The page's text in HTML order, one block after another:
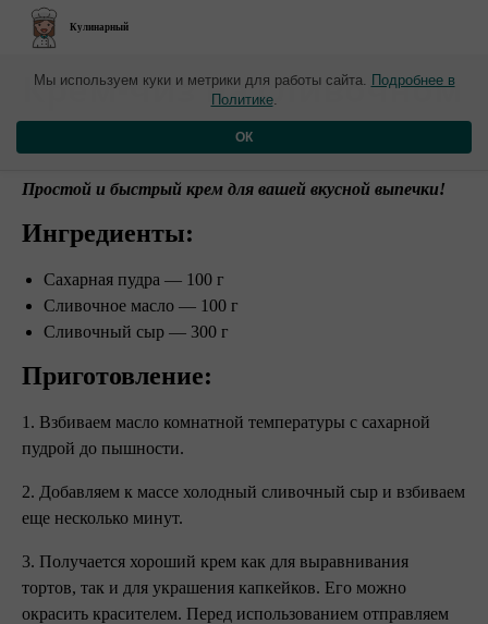
Кулинарный
​Крем-чиз на сливочном
масле
Простой и быстрый крем для вашей вкусной выпечки! ⠀
Ингредиенты:⠀
Сахарная пудра — 100 г
Сливочное масло — 100 г
Сливочный сыр — 300 г ⠀
Приготовление: ⠀
1. Взбиваем масло комнатной температуры с сахарной
пудрой до пышности.
2. Добавляем к массе холодный сливочный сыр и взбиваем
еще несколько минут.
3. Получается хороший крем как для выравнивания
тортов, так и для украшения капкейков. Его можно
окрасить красителем. Перед использованием отправляем
Мы используем куки и метрики для работы сайта. Подробнее в
Политике.
ОК